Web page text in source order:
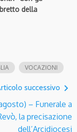
della
VOCAZIONI
successivo navigate_next
– Funerale a
la precisazione
dell’Arcidiocesi